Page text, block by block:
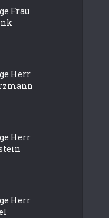
Frau
Herr
Herr
Herr